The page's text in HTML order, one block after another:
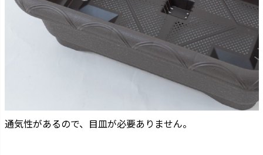
通気性があるので、目皿が必要ありません。